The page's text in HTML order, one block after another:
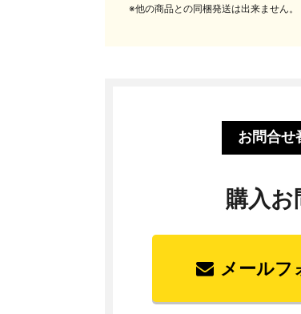
※他の商品との同梱発送は出来ません。
お問合せ
購入お
メールフ